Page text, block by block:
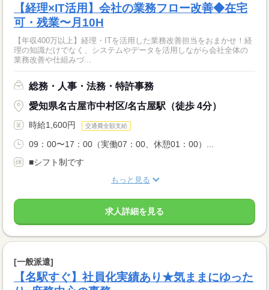
【経理×IT活用】会社の業務フロー改善◆在宅
可・残業〜月10H
【年収400万以上】経理・ITを活用した業務改善担当をおまかせ！経
理の知識だけでなく、システムやデータを活用しながら会社全体の
業務改善や仕組みづ...
総務・人事・法務・特許事務
愛知県名古屋市中村区/名古屋駅（徒歩 4分）
時給1,600円 交通費全額支給
09：00〜17：00（実働07：00、休憩01：00）...
■シフト制です
もっと見る
求人詳細を見る
[一般派遣]
【名駅すぐ】社員化実績あり★気ままにゆった